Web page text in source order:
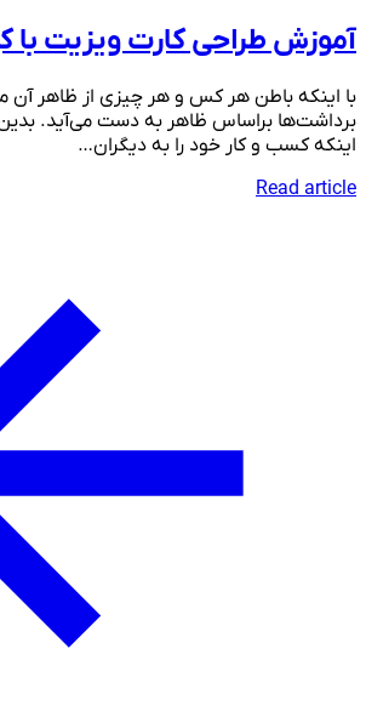
آموزش طراحی کارت ویزیت با
با اینکه باطن هر کس و هر چیزی از ظاهر آن
برداشت‌ها براساس ظاهر به دست می‌آید. بدین
اینکه کسب و کار خود را به دیگران…
Read article